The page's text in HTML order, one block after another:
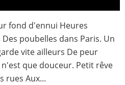
fond d'ennui Heures
poubelles dans Paris. Un
vite ailleurs De peur
que douceur. Petit rêve
rues Aux...